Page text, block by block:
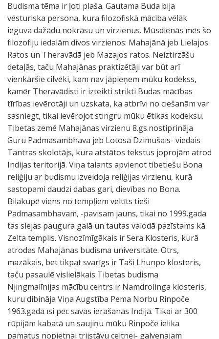
Budisma tēma ir ļoti plaša. Gautama Buda bija
vēsturiska persona, kura filozofiskā mācība vēlāk
ieguva dažādu nokrāsu un virzienus. Mūsdienās mēs šo
filozofiju iedalām divos virzienos: Mahajānā jeb Lielajos
Ratos un Theravādā jeb Mazajos ratos. Neiztirzāšu
detaļās, taču Mahajānas praktizētāji var būt arī
vienkāršie cilvēki, kam nav jāpieņem mūku kodekss,
kamēr Theravādisti ir izteikti strikti Budas mācības
tīrības ievērotāji un uzskata, ka atbrīvi no ciešanām var
sasniegt, tikai ievērojot stingru mūku ētikas kodeksu.
Tibetas zemē Mahajānas virzienu 8.gs.nostiprināja
Guru Padmasambhava jeb Lotosā Dzimušais- viedais
Tantras skolotājs, kura atstātos tekstus joprojām atrod
Indijas teritorijā. Viņa talants apvienot tibetiešu Bona
reliģiju ar budismu izveidoja reliģijas virzienu, kurā
sastopami daudzi dabas gari, dievības no Bona.
Bilakupē viens no tempļiem veltīts tieši
Padmasambhavam, -pavisam jauns, tikai no 1999.gada
tas slejas paugura galā un tautas valodā pazīstams kā
Zelta templis. Visnozīmīgākais ir Sera Klosteris, kurā
atrodas Mahajānas budisma universitāte. Otrs,
mazākais, bet tikpat svarīgs ir Taši Lhunpo klosteris,
taču pasaulē vislielākais Tibetas budisma
Njingmalīnijas mācību centrs ir Namdrolinga klosteris,
kuru dibināja Viņa Augstība Pema Norbu Rinpoče
1963.gadā īsi pēc savas ierašanās Indijā. Tikai ar 300
rūpijām kabatā un saujiņu mūku Rinpoče ielika
pamatus nopietnai trijstāvu celtnei- galvenajam